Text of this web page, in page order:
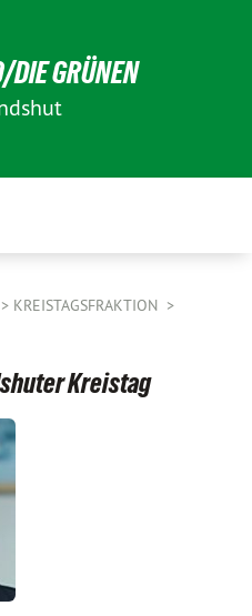
GRÜNEN
KREISTAGSFRAKTION
Kreistag